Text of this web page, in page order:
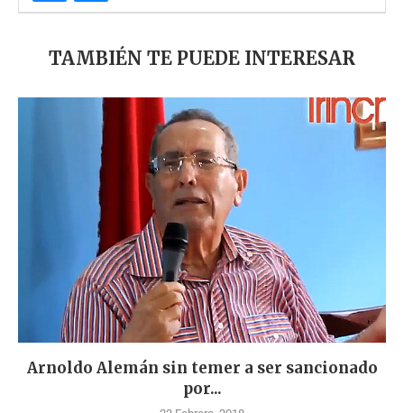
TAMBIÉN TE PUEDE INTERESAR
Arnoldo Alemán sin temer a ser sancionado
por...